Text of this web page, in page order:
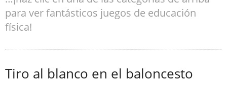
para ver fantásticos juegos de educación
física!
Tiro al blanco en el baloncesto